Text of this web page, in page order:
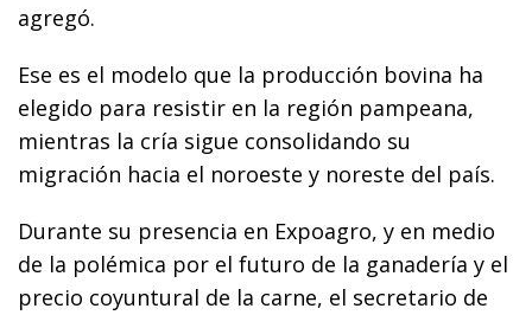
agregó.
Ese es el modelo que la producción bovina ha
elegido para resistir en la región pampeana,
mientras la cría sigue consolidando su
migración hacia el noroeste y noreste del país.
Durante su presencia en Expoagro, y en medio
de la polémica por el futuro de la ganadería y el
precio coyuntural de la carne, el secretario de